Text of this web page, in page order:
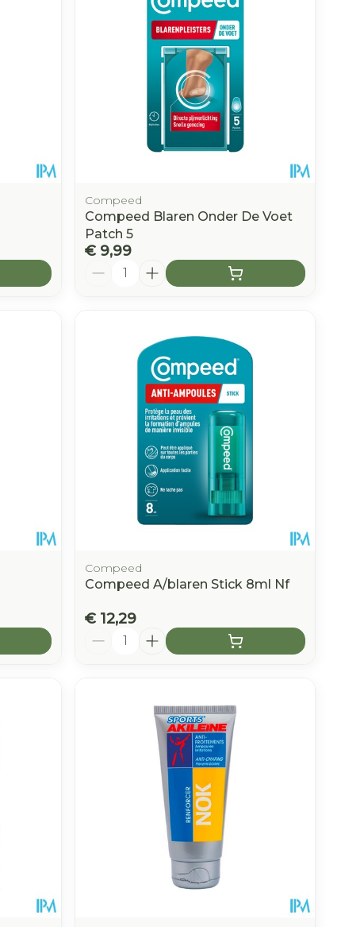
Compeed
Compeed Blaren Onder De Voet
Patch 5
€ 9,99
Aantal
Compeed
Compeed A/blaren Stick 8ml Nf
€ 12,29
Aantal